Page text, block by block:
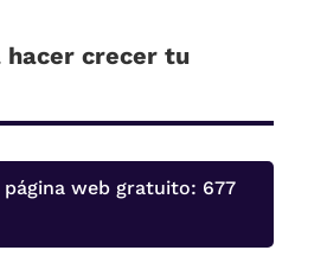
hacer crecer tu
web gratuito: 677